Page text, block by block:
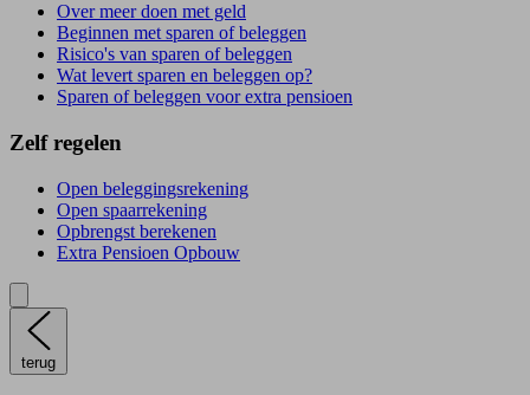
Over meer doen met geld
Beginnen met sparen of beleggen
Risico's van sparen of beleggen
Wat levert sparen en beleggen op?
Sparen of beleggen voor extra pensioen
Zelf regelen
Open beleggingsrekening
Open spaarrekening
Opbrengst berekenen
Extra Pensioen Opbouw
terug